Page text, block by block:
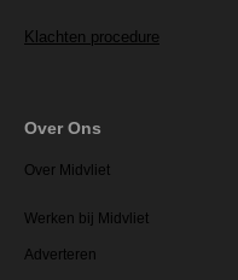
Klachten procedure
Over Ons
Over Midvliet
Werken bij Midvliet
Adverteren